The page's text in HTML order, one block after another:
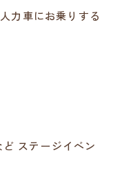
力車にお乗りする
ど ステージイベン